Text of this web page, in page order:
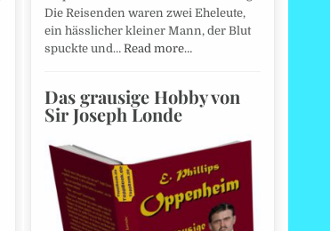
Die Reisenden waren zwei Eheleute,
ein hässlicher kleiner Mann, der Blut
spuckte und… Read more…
Das grausige Hobby von
Sir Joseph Londe